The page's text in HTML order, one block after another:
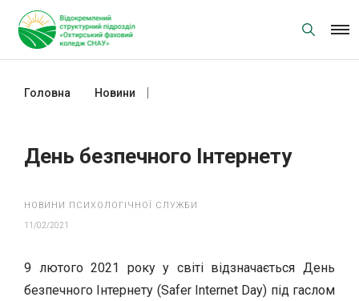
content
Головна Новини
День безпечного Інтернету
НОВИНИ ПСИХОЛОГІЧНОЇ СЛУЖБИ
11/02/2021
9 лютого 2021 року у світі відзначається День
безпечного Інтернету (Safer Internet Day) під гаслом